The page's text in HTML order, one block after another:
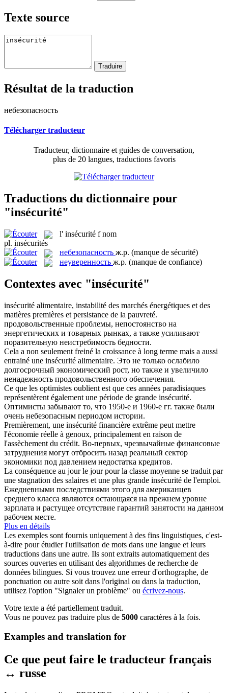
Texte source
Résultat de la traduction
небезопасность
Télécharger traducteur
Traducteur, dictionnaire et guides de conversation,
plus de 20 langues, traductions favoris
Traductions du dictionnaire pour
"insécurité"
l' insécurité f nom
pl. insécurités
небезопасность ж.р. (manque de sécurité)
неуверенность ж.р. (manque de confiance)
Contextes avec "insécurité"
insécurité alimentaire, instabilité des marchés énergétiques et des
matières premières et persistance de la pauvreté.
продовольственные проблемы, непостоянство на
энергетических и товарных рынках, а также усиливают
поразительную неистребимость бедности.
Cela a non seulement freiné la croissance à long terme mais a aussi
entrainé une insécurité alimentaire. Это не только ослабило
долгосрочный экономический рост, но также и увеличило
ненадежность продовольственного обеспечения.
Ce que les optimistes oublient est que ces années paradisiaques
représentèrent également une période de grande insécurité.
Оптимисты забывают то, что 1950-е и 1960-е гг. также были
очень небезопасным периодом истории.
Premièrement, une insécurité financière extrême peut mettre
l'économie réelle à genoux, principalement en raison de
l'assèchement du crédit. Во-первых, чрезвычайные финансовые
затруднения могут отбросить назад реальный сектор
экономики под давлением недостатка кредитов.
La conséquence au jour le jour pour la classe moyenne se traduit par
une stagnation des salaires et une plus grande insécurité de l'emploi.
Ежедневными последствиями этого для американцев
среднего класса являются остающаяся на прежнем уровне
зарплата и растущее отсутствие гарантий занятости на данном
рабочем месте.
Plus en détails
Les exemples sont fournis uniquement à des fins linguistiques, c'est-
à-dire pour étudier l'utilisation de mots dans une langue et leurs
traductions dans une autre. Ils sont extraits automatiquement des
sources ouvertes en utilisant des algorithmes de recherche de
données bilingues. Si vous trouvez une erreur d'orthographe, de
ponctuation ou autre soit dans l'original ou dans la traduction,
utilisez l'option "Signaler un problème" ou écrivez-nous.
Votre texte a été partiellement traduit.
Vous ne pouvez pas traduire plus de 5000 caractères à la fois.
Examples and translation for
Ce que peut faire le traducteur français
↔ russe